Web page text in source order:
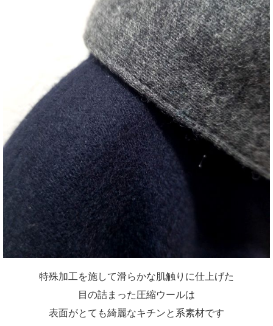
特殊加工を施して滑らかな肌触りに仕上げた
目の詰まった圧縮ウールは
表面がとても綺麗なキチンと系素材です